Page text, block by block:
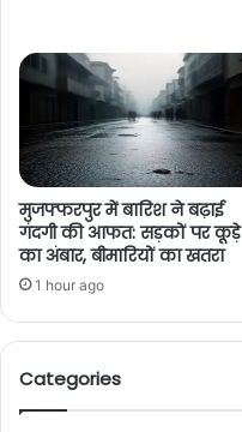
मुजफ्फरपुर में बारिश ने बढ़ाई
गंदगी की आफत: सड़कों पर कूड़े
का अंबार, बीमारियों का खतरा
1 hour ago
Categories